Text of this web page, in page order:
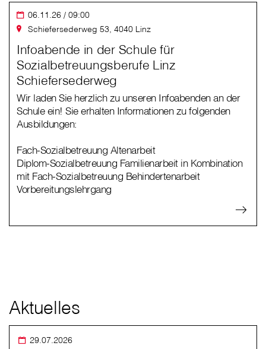
06.11.26 / 09:00
Schiefersederweg 53, 4040 Linz
Infoabende in der Schule für
Sozialbetreuungsberufe Linz
Schiefersederweg
Wir laden Sie herzlich zu unseren Infoabenden an der
Schule ein! Sie erhalten Informationen zu folgenden
Ausbildungen:
Fach-Sozialbetreuung Altenarbeit
Diplom-Sozialbetreuung Familienarbeit in Kombination
mit Fach-Sozialbetreuung Behindertenarbeit
Vorbereitungslehrgang
Aktuelles
29.07.2026